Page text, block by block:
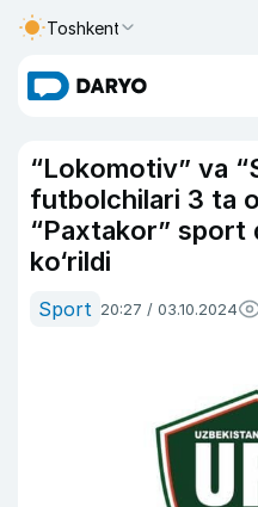
Toshkent
“Lokomotiv” va
futbolchilari 3 ta
“Paxtakor”
ko‘rildi
Sport 20:27 / 03.10.2024